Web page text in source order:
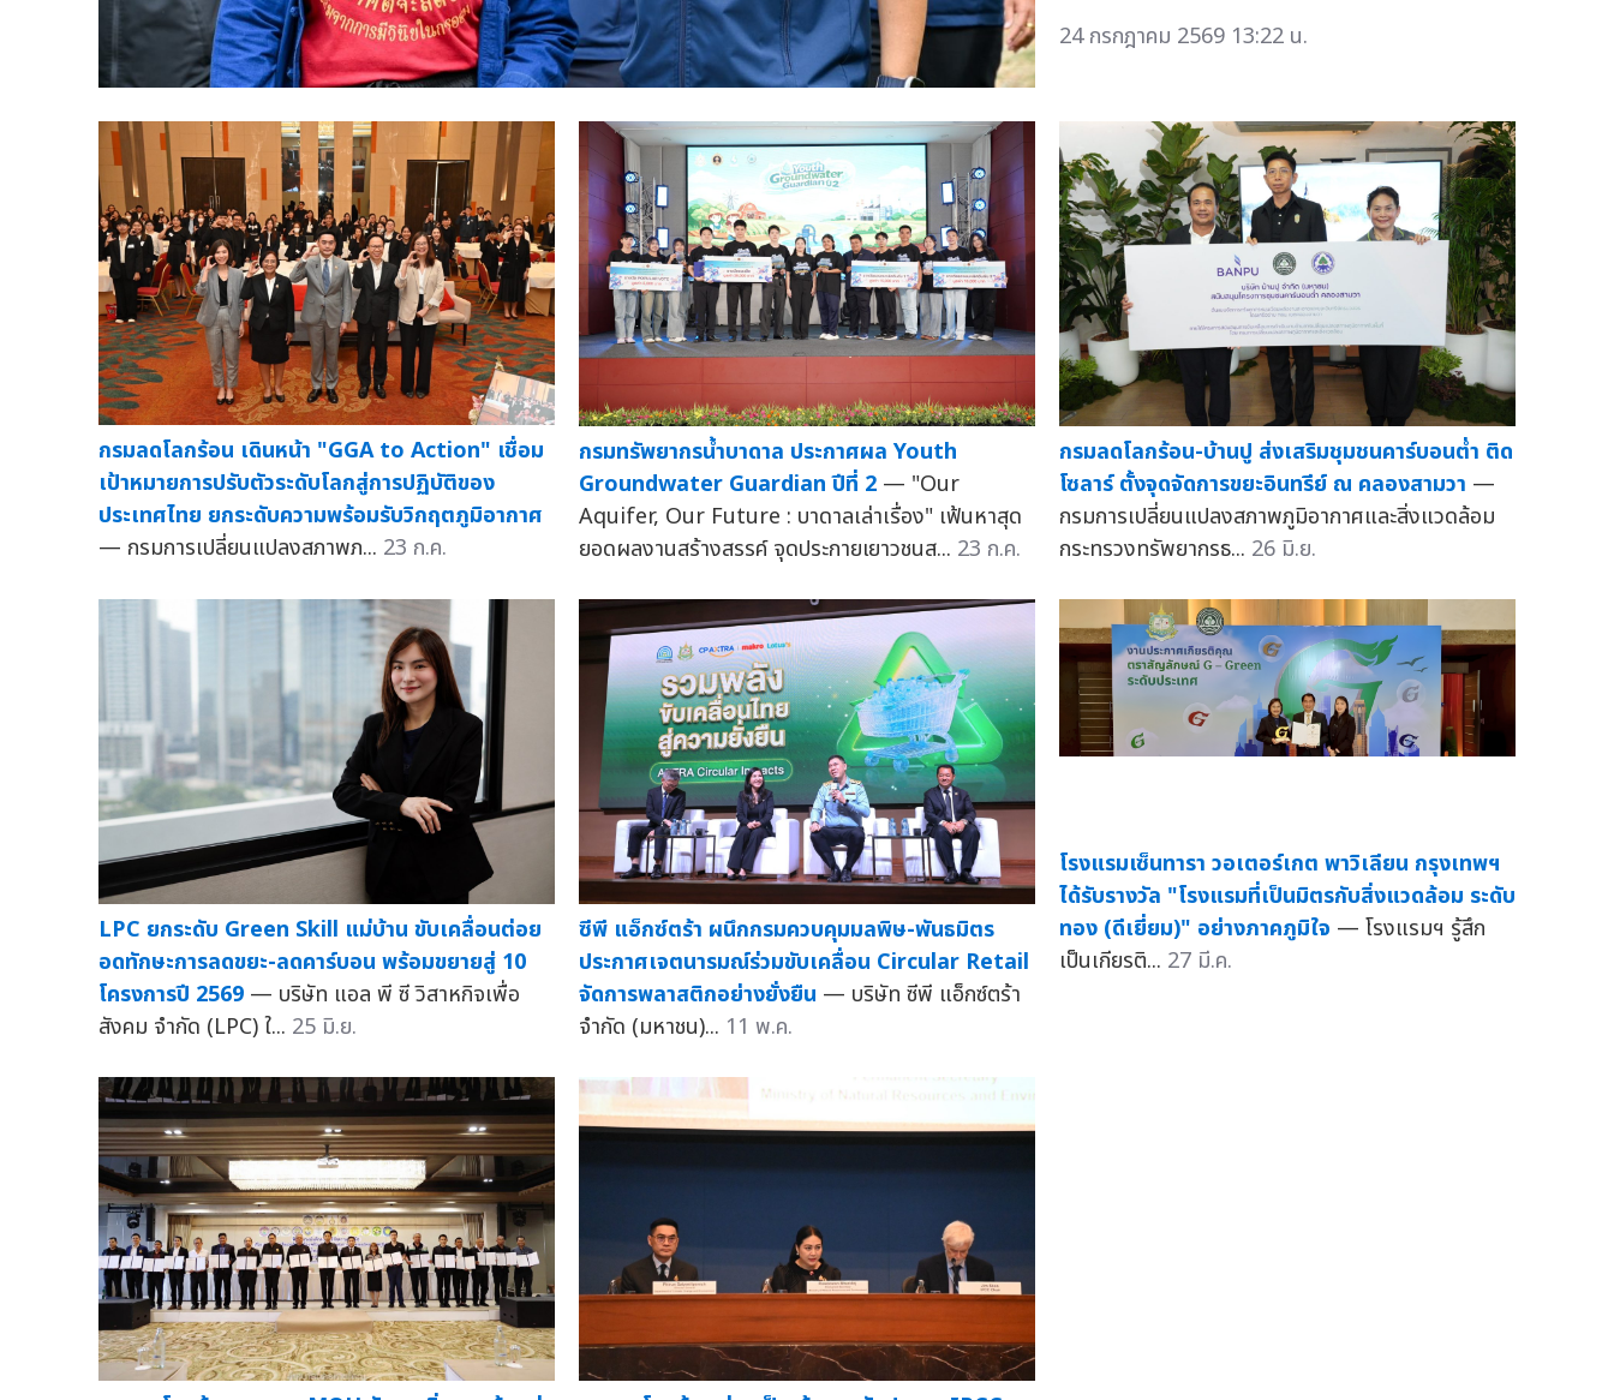
24 กรกฎาคม 2569 13:22 น.
กรมลดโลกร้อน เดินหน้า "GGA to Action" เชื่อม
เป้าหมายการปรับตัวระดับโลกสู่การปฏิบัติของ
ประเทศไทย ยกระดับความพร้อมรับวิกฤตภูมิอากาศ
— กรมการเปลี่ยนแปลงสภาพภ... 23 ก.ค.
กรมทรัพยากรน้ำบาดาล ประกาศผล Youth
Groundwater Guardian ปีที่ 2 — "Our
Aquifer, Our Future : บาดาลเล่าเรื่อง" เฟ้นหาสุด
ยอดผลงานสร้างสรรค์ จุดประกายเยาวชนส... 23 ก.ค.
กรมลดโลกร้อน-บ้านปู ส่งเสริมชุมชนคาร์บอนต่ำ ติด
โซลาร์ ตั้งจุดจัดการขยะอินทรีย์ ณ คลองสามวา —
กรมการเปลี่ยนแปลงสภาพภูมิอากาศและสิ่งแวดล้อม
กระทรวงทรัพยากรธ... 26 มิ.ย.
LPC ยกระดับ Green Skill แม่บ้าน ขับเคลื่อนต่อย
อดทักษะการลดขยะ-ลดคาร์บอน พร้อมขยายสู่ 10
โครงการปี 2569 — บริษัท แอล พี ซี วิสาหกิจเพื่อ
สังคม จำกัด (LPC) ใ... 25 มิ.ย.
ซีพี แอ็กซ์ตร้า ผนึกกรมควบคุมมลพิษ-พันธมิตร
ประกาศเจตนารมณ์ร่วมขับเคลื่อน Circular Retail
จัดการพลาสติกอย่างยั่งยืน — บริษัท ซีพี แอ็กซ์ตร้า
จำกัด (มหาชน)... 11 พ.ค.
โรงแรมเซ็นทารา วอเตอร์เกต พาวิเลียน กรุงเทพฯ
ได้รับรางวัล "โรงแรมที่เป็นมิตรกับสิ่งแวดล้อม ระดับ
ทอง (ดีเยี่ยม)" อย่างภาคภูมิใจ — โรงแรมฯ รู้สึก
เป็นเกียรติ... 27 มี.ค.